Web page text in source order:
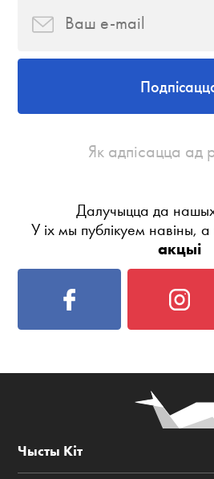
Як адпісацца ад
Далучыцца да
У іх мы публікуем навіны,
акцыі
Чысты Кіт